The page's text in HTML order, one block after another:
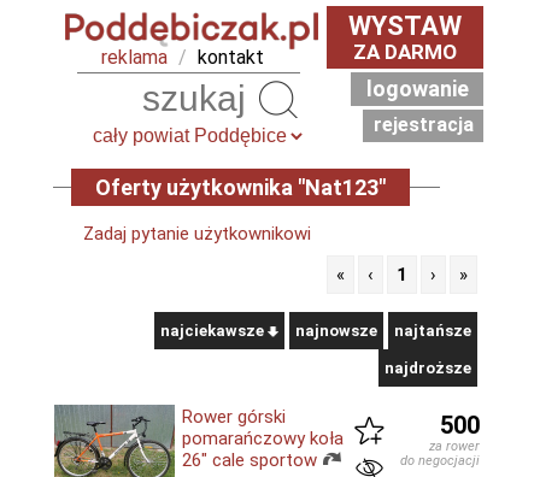
reklama / kontakt
WYSTAW
ZA DARMO
logowanie
rejestracja
Oferty użytkownika "Nat123"
Zadaj pytanie użytkownikowi
«
‹ 1 › »
najciekawsze najnowsze najtańsze
najdroższe
Rower górski
pomarańczowy koła
26" cale sportow
500
za rower
do negocjacji